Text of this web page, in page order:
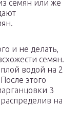
семян или же
и не делать,
семян.
водой на 2
этого
3
на